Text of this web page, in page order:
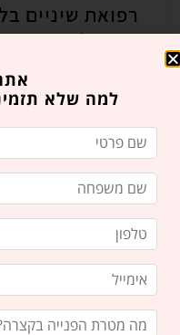
רפואת שיניים
הטכנולוגיה
בלייזר: טיפולים
סטלה הייזלר,
כיצד
למה שלא